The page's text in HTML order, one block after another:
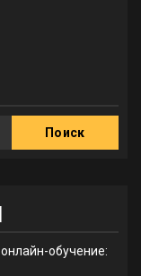
Поиск
обучение: